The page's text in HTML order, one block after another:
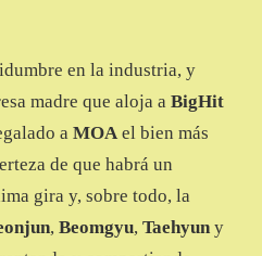
en la industria, y
madre que aloja a BigHit
a MOA el bien más
de que habrá un
gira y, sobre todo, la
, Beomgyu, Taehyun y